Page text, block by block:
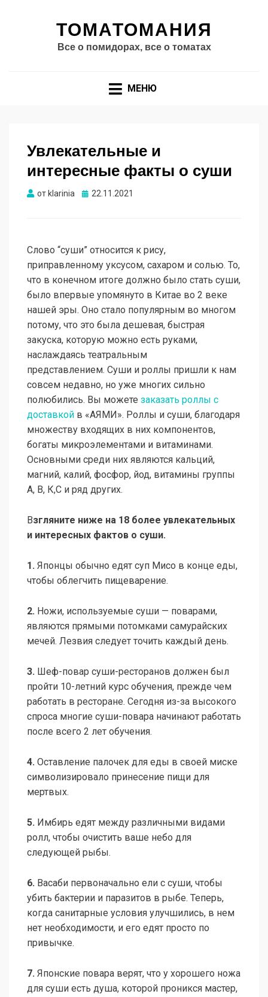
ТОМАТОМАНИЯ
Все о помидорах, все о томатах
МЕНЮ
Увлекательные и
интересные факты о суши
от klarinia Опубликовано
22.11.2021
Слово “суши” относится к рису,
приправленному уксусом, сахаром и солью. То,
что в конечном итоге должно было стать суши,
было впервые упомянуто в Китае во 2 веке
нашей эры. Оно стало популярным во многом
потому, что это была дешевая, быстрая
закуска, которую можно есть руками,
наслаждаясь театральным
представлением. Суши и роллы пришли к нам
совсем недавно, но уже многих сильно
полюбились. Вы можете заказать роллы с
доставкой в «АЯМИ». Роллы и суши, благодаря
множеству входящих в них компонентов,
богаты микроэлементами и витаминами.
Основными среди них являются кальций,
магний, калий, фосфор, йод, витамины группы
А, В, К,С и ряд других.
Взгляните ниже на 18 более увлекательных
и интересных фактов о суши.
1. Японцы обычно едят суп Мисо в конце еды,
чтобы облегчить пищеварение.
2. Ножи, используемые суши — поварами,
являются прямыми потомками самурайских
мечей. Лезвия следует точить каждый день.
3. Шеф-повар суши-ресторанов должен был
пройти 10-летний курс обучения, прежде чем
работать в ресторане. Сегодня из-за высокого
спроса многие суши-повара начинают работать
после всего 2 лет обучения.
4. Оставление палочек для еды в своей миске
символизировало принесение пищи для
мертвых.
5. Имбирь едят между различными видами
ролл, чтобы очистить ваше небо для
следующей рыбы.
6. Васаби первоначально ели с суши, чтобы
убить бактерии и паразитов в рыбе. Теперь,
когда санитарные условия улучшились, в нем
нет необходимости, и его едят просто по
привычке.
7. Японские повара верят, что у хорошего ножа
для суши есть душа, которой проникся мастер,